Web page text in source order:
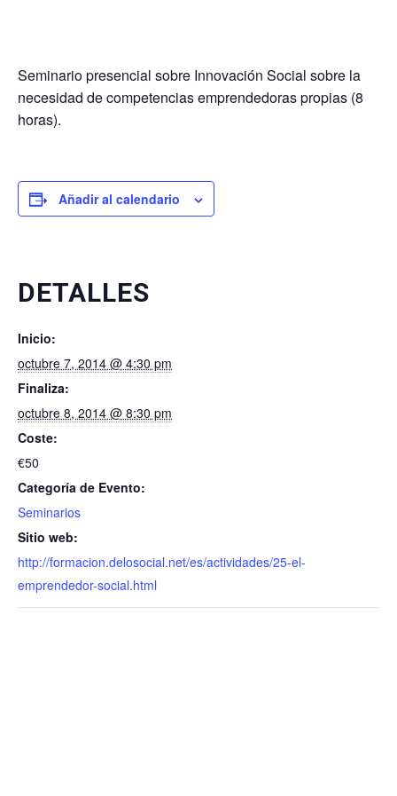
Seminario presencial sobre Innovación Social sobre la
necesidad de competencias emprendedoras propias (8
horas).
Añadir al calendario
DETALLES
Inicio:
octubre 7, 2014 @ 4:30 pm
Finaliza:
octubre 8, 2014 @ 8:30 pm
Coste:
€50
Categoría de Evento:
Seminarios
Sitio web:
http://formacion.delosocial.net/es/actividades/25-el-
emprendedor-social.html